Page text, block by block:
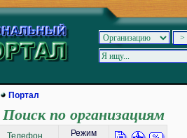
Портал
Поиск по организациям
Телефон
Режим